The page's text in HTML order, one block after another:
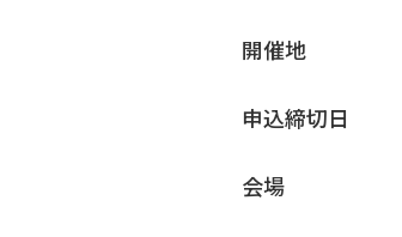
開催地
申込締切日
会場